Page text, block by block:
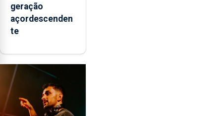
geração
açordescenden
te